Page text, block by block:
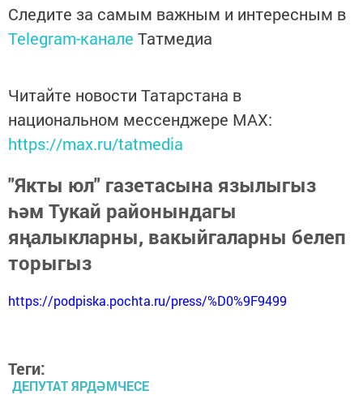
Следите за самым важным и интересным в
Telegram-канале Татмедиа
Читайте новости Татарстана в
национальном мессенджере MАХ:
https://max.ru/tatmedia
"Якты юл" газетасына язылыгыз
һәм Тукай районындагы
яңалыкларны, вакыйгаларны белеп
торыгыз
https://podpiska.pochta.ru/press/%D0%9F9499
Теги:
ДЕПУТАТ ЯРДӘМЧЕСЕ